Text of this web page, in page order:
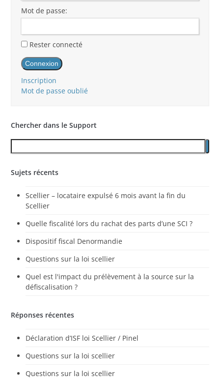
Mot de passe:
Rester connecté
Connexion
Inscription
Mot de passe oublié
Chercher dans le Support
Sujets récents
Scellier – locataire expulsé 6 mois avant la fin du
Scellier
Quelle fiscalité lors du rachat des parts d’une SCI ?
Dispositif fiscal Denormandie
Questions sur la loi scellier
Quel est l'impact du prélèvement à la source sur la
défiscalisation ?
Réponses récentes
Déclaration d’ISF loi Scellier / Pinel
Questions sur la loi scellier
Questions sur la loi scellier